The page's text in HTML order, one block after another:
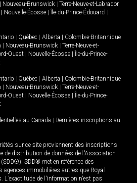
Nouveau-Brunswick
Terre-Neuve-et-Labrador
Nouvelle-Écosse Île-du-Prince-Édouard
Québec Alberta
Colombie-Britannique
Nouveau-Brunswick
Terre-Neuve-et-
Ouest Nouvelle-Écosse
Île-du-Prince-
Québec Alberta
Colombie-Britannique
Nouveau-Brunswick
Terre-Neuve-et-
Ouest Nouvelle-Écosse
Île-du-Prince-
au Canada
Dernières inscriptions au
sur ce site proviennent des inscriptions
de distribution de données de l'Association
SDD® met en référence des
immobilières autres que Royal
L'exactitude de l'information n'est pas